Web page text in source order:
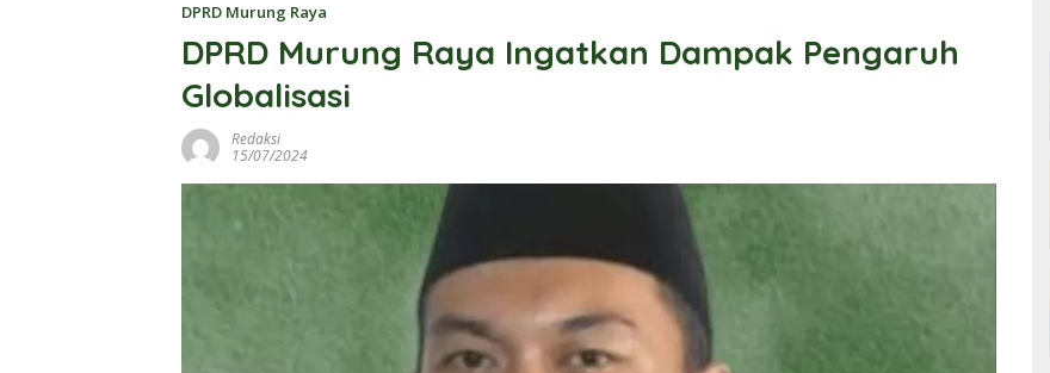
DPRD Murung Raya
DPRD Murung Raya Ingatkan Dampak Pengaruh
Globalisasi
Redaksi
15/07/2024